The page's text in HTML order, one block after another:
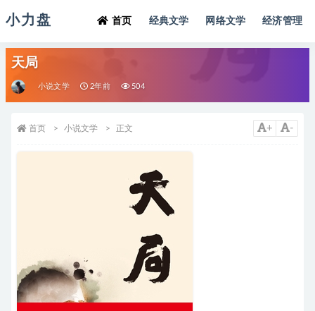
小力盘 首页 经典文学 网络文学 经济管理
天局
小说文学 2年前 504
+ -
首页 小说文学 正文